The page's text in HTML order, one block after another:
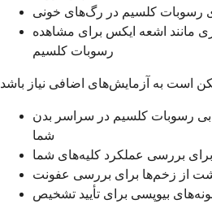
رسوبات کلسیم در رگ‌های خونی
مانند اشعه ایکس برای مشاهده
رسوبات کلسیم
رسوبات کلسیم در سراسر بدن
شما
بررسی عملکرد کلیه‌های شما
از زخم‌ها برای بررسی عفونت
بیوپسی برای تأیید تشخیص